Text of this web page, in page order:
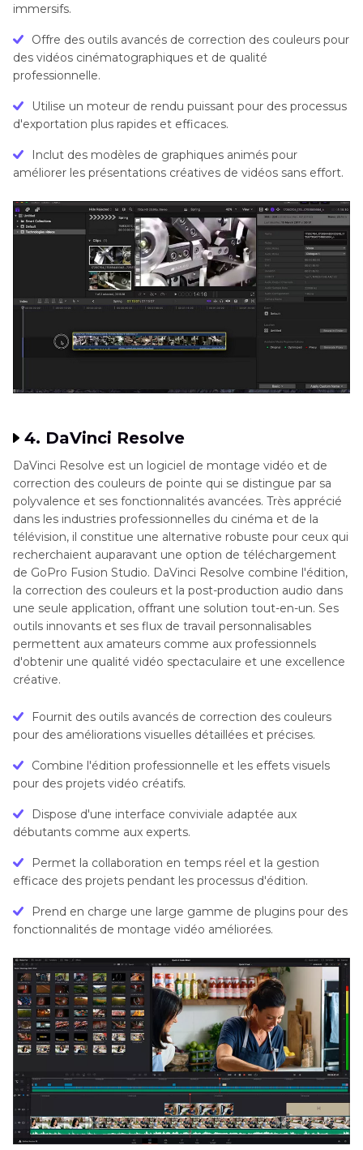
immersifs.
Offre des outils avancés de correction des couleurs pour
des vidéos cinématographiques et de qualité
professionnelle.
Utilise un moteur de rendu puissant pour des processus
d'exportation plus rapides et efficaces.
Inclut des modèles de graphiques animés pour
améliorer les présentations créatives de vidéos sans effort.
4. DaVinci Resolve
DaVinci Resolve est un logiciel de montage vidéo et de
correction des couleurs de pointe qui se distingue par sa
polyvalence et ses fonctionnalités avancées. Très apprécié
dans les industries professionnelles du cinéma et de la
télévision, il constitue une alternative robuste pour ceux qui
recherchaient auparavant une option de téléchargement
de GoPro Fusion Studio. DaVinci Resolve combine l'édition,
la correction des couleurs et la post-production audio dans
une seule application, offrant une solution tout-en-un. Ses
outils innovants et ses flux de travail personnalisables
permettent aux amateurs comme aux professionnels
d'obtenir une qualité vidéo spectaculaire et une excellence
créative.
Fournit des outils avancés de correction des couleurs
pour des améliorations visuelles détaillées et précises.
Combine l'édition professionnelle et les effets visuels
pour des projets vidéo créatifs.
Dispose d'une interface conviviale adaptée aux
débutants comme aux experts.
Permet la collaboration en temps réel et la gestion
efficace des projets pendant les processus d'édition.
Prend en charge une large gamme de plugins pour des
fonctionnalités de montage vidéo améliorées.